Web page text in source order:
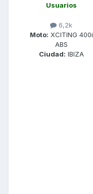
Usuarios
6,2k
Moto: XCITING 400i
ABS
Ciudad: IBIZA